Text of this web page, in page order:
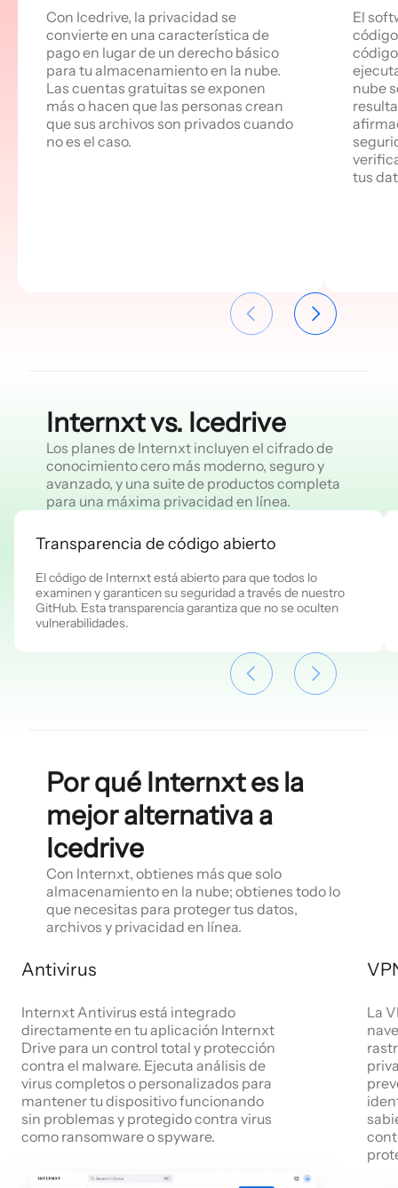
Con Icedrive, la privacidad se
convierte en una característica de
pago en lugar de un derecho básico
para tu almacenamiento en la nube.
Las cuentas gratuitas se exponen
más o hacen que las personas crean
que sus archivos son privados cuando
no es el caso.
El
nube
tus
Internxt vs. Icedrive
Los planes de Internxt incluyen el cifrado de
conocimiento cero más moderno, seguro y
avanzado, y una suite de productos completa
para una máxima privacidad en línea.
Transparencia de código abierto
El código de Internxt está abierto para que todos lo
examinen y garanticen su seguridad a través de nuestro
GitHub. Esta transparencia garantiza que no se oculten
vulnerabilidades.
Por qué Internxt es la
mejor alternativa a
Icedrive
Con Internxt, obtienes más que solo
almacenamiento en la nube; obtienes todo lo
que necesitas para proteger tus datos,
archivos y privacidad en línea.
Antivirus
Internxt Antivirus está integrado
directamente en tu aplicación Internxt
Drive para un control total y protección
contra el malware. Ejecuta análisis de
virus completos o personalizados para
mantener tu dispositivo funcionando
sin problemas y protegido contra virus
como ransomware o spyware.
La